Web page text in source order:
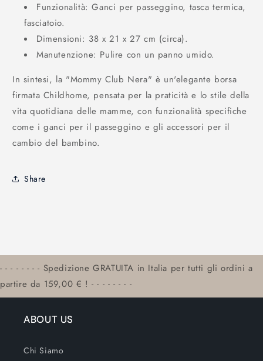
Funzionalità: Ganci per passeggino, tasca termica,
fasciatoio.
Dimensioni: 38 x 21 x 27 cm (circa).
Manutenzione: Pulire con un panno umido.
In sintesi, la "Mommy Club Nera" è un'elegante borsa
firmata Childhome, pensata per la praticità e lo stile della
vita quotidiana delle mamme, con funzionalità specifiche
come i ganci per il passeggino e gli accessori per il
cambio del bambino.
Share
- - - - - - - - Spedizione GRATUITA in Italia per tutti gli ordini a
partire da 159,00 € ! - - - - - - - -
ABOUT US
Chi Siamo